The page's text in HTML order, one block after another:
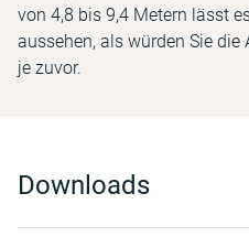
von 4,8 bis 9,4 Metern lässt
aussehen, als würden Sie
je zuvor.
Downloads